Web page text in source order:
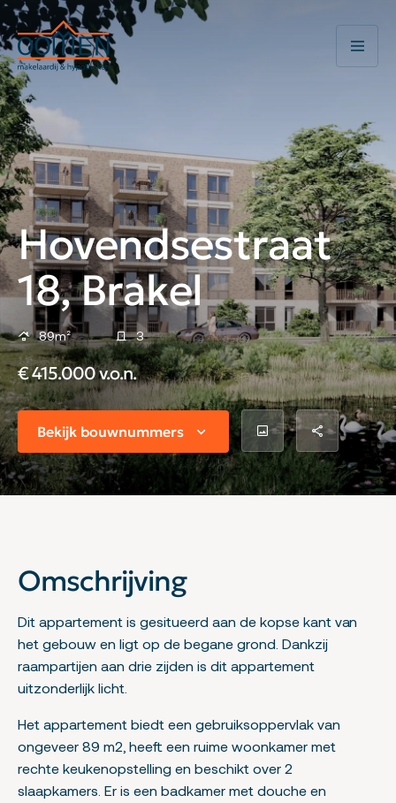
Hovendsestraat
18, Brakel
89m² 3
€ 415.000 v.o.n.
Bekijk bouwnummers
Omschrijving
Dit appartement is gesitueerd aan de kopse kant van
het gebouw en ligt op de begane grond. Dankzij
raampartijen aan drie zijden is dit appartement
uitzonderlijk licht.
Het appartement biedt een gebruiksoppervlak van
ongeveer 89 m2, heeft een ruime woonkamer met
rechte keukenopstelling en beschikt over 2
slaapkamers. Er is een badkamer met douche en